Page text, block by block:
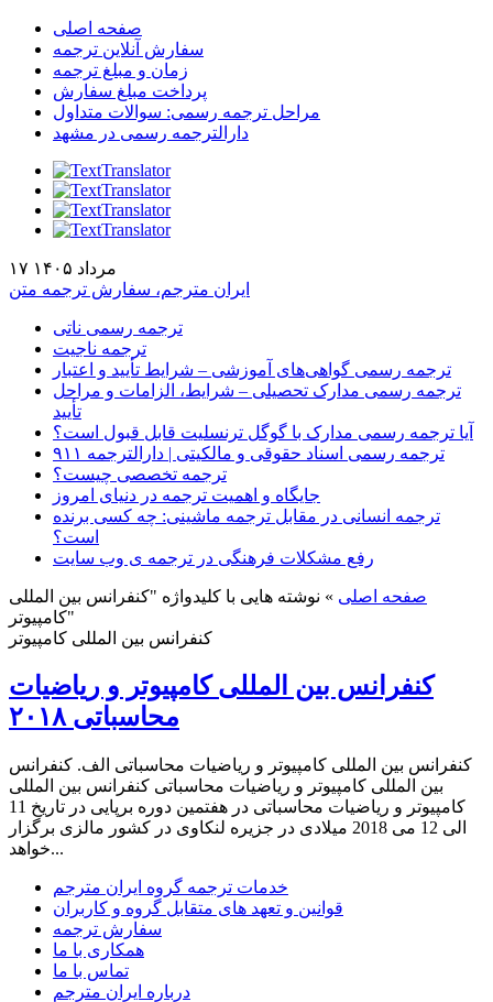
صفحه اصلی
سفارش آنلاین ترجمه
زمان و مبلغ ترجمه
پرداخت مبلغ سفارش
مراحل ترجمه رسمی: سوالات متداول
دارالترجمه رسمی در مشهد
۱۷ مرداد ۱۴۰۵
ایران مترجم، سفارش ترجمه متن
ترجمه رسمی ناتی
ترجمه ناجیت
ترجمه رسمی گواهی‌های آموزشی – شرایط تأیید و اعتبار
ترجمه رسمی مدارک تحصیلی – شرایط، الزامات و مراحل
تأیید
آیا ترجمه رسمی مدارک با گوگل ترنسلیت قابل قبول است؟
ترجمه رسمی اسناد حقوقی و مالکیتی | دارالترجمه ۹۱۱
ترجمه تخصصی چیست؟
جایگاه و اهمیت ترجمه در دنیای امروز
ترجمه انسانی در مقابل ترجمه ماشینی: چه کسی برنده
است؟
رفع مشکلات فرهنگی در ترجمه ی وب سایت
صفحه اصلی » نوشته هایی با کلیدواژه "کنفرانس بین المللی
کامپیوتر"
کنفرانس بین المللی کامپیوتر
کنفرانس بین المللی کامپیوتر و ریاضیات
محاسباتی ۲۰۱۸
کنفرانس بین المللی کامپیوتر و ریاضیات محاسباتی الف. کنفرانس
بین المللی کامپیوتر و ریاضیات محاسباتی کنفرانس بین المللی
کامپیوتر و ریاضیات محاسباتی در هفتمین دوره برپایی در تاریخ 11
الی 12 می 2018 میلادی در جزیره لنکاوی در کشور مالزی برگزار
خواهد...
خدمات ترجمه گروه ایران مترجم
قوانین و تعهد های متقابل گروه و کاربران
سفارش ترجمه
همکاری با ما
تماس با ما
درباره ایران مترجم